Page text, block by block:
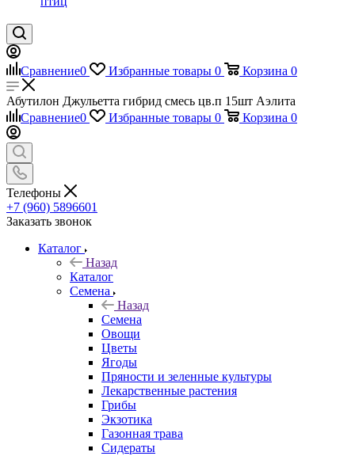
Сравнение0 Избранные товары 0 Корзина 0
Абутилон Джульетта гибрид смесь цв.п 15шт Аэлита
Сравнение0 Избранные товары 0 Корзина 0
Телефоны
+7 (960) 5896601
Заказать звонок
Каталог
Назад
Каталог
Семена
Назад
Семена
Овощи
Цветы
Ягоды
Пряности и зеленные культуры
Лекарственные растения
Грибы
Экзотика
Газонная трава
Сидераты